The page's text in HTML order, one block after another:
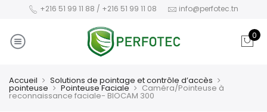
+216 51 99 11 88 / +216 51 99 11 08 info@perfotec.tn
0
Accueil Solutions de pointage et contrôle d’accès
pointeuse Pointeuse Faciale Caméra/Pointeuse à
reconnaissance faciale- BIOCAM 300